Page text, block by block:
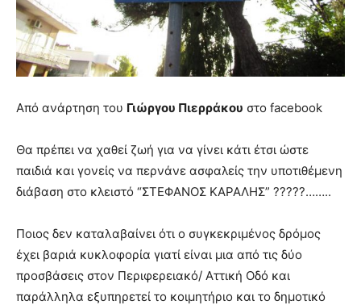
you
the
meaning
of
pain.
hd
Από ανάρτηση του Γιώργου Πιερράκου στο facebook
Θα πρέπει να χαθεί ζωή για να γίνει κάτι έτσι ώστε
παιδιά και γονείς να περνάνε ασφαλείς την υποτιθέμενη
διάβαση στο κλειστό “ΣΤΕΦΑΝΟΣ ΚΑΡΑΛΗΣ” ?????……..
Ποιος δεν καταλαβαίνει ότι ο συγκεκριμένος δρόμος
έχει βαριά κυκλοφορία γιατί είναι μια από τις δύο
προσβάσεις στον Περιφερειακό/ Αττική Οδό και
παράλληλα εξυπηρετεί το κοιμητήριο και το δημοτικό